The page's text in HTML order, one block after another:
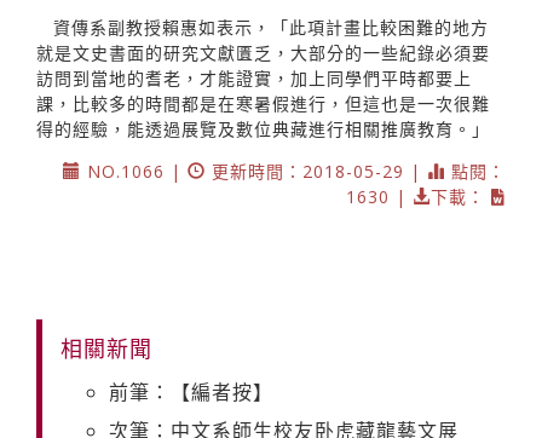
資傳系副教授賴惠如表示，「此項計畫比較困難的地方
就是文史書面的研究文獻匱乏，大部分的一些紀錄必須要
訪問到當地的耆老，才能證實，加上同學們平時都要上
課，比較多的時間都是在寒暑假進行，但這也是一次很難
得的經驗，能透過展覽及數位典藏進行相關推廣教育。」
NO.1066 |
更新時間：2018-05-29 |
點閱：
1630 |
下載：
相關新聞
前筆：【編者按】
次筆：中文系師生校友卧虎藏龍藝文展